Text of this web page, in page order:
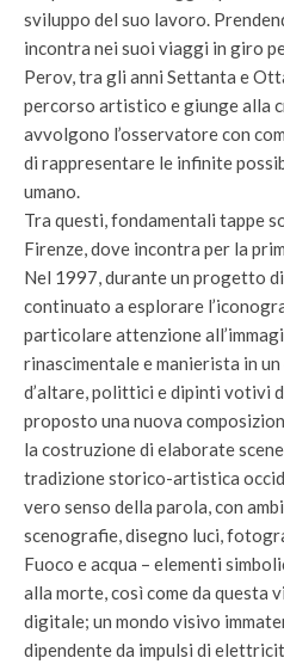
sviluppo del suo lavoro.
incontra nei suoi viaggi in giro
Perov, tra gli anni Settanta e
percorso artistico e giunge alla
avvolgono l’osservatore con
di rappresentare le infinite
umano.
Tra questi, fondamentali tappe
Firenze, dove incontra per la
Nel 1997, durante un progetto
continuato a esplorare
particolare attenzione
rinascimentale e manierista in
d’altare, polittici e dipinti votivi
proposto una nuova
la costruzione di elaborate
tradizione storico-artistica
vero senso della parola, con
scenografie, disegno luci,
Fuoco e acqua – elementi
alla morte, così come da questa
digitale; un mondo visivo
dipendente da impulsi di